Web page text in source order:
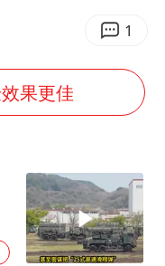
连斯基有何意图
暴雨
奖
约”出现
伯克希尔净买入约200亿美元股票
口对准中国记者
1
果更佳